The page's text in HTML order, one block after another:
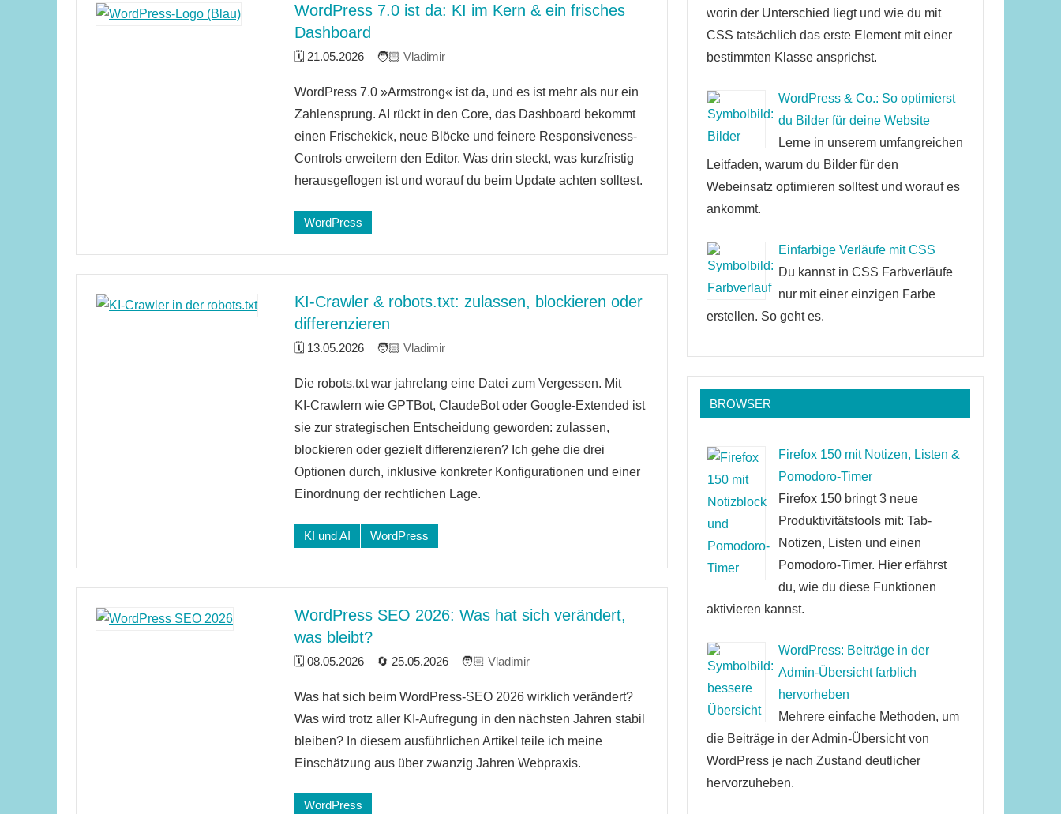
WordPress 7.0 ist da: KI im Kern & ein frisches
Dashboard
21.05.2026 Vladimir
2
Kommentare
WordPress 7.0 »Armstrong« ist da, und es ist mehr als nur ein
Zahlensprung. AI rückt in den Core, das Dashboard bekommt
einen Frischekick, neue Blöcke und feinere Responsiveness-
Controls erweitern den Editor. Was drin steckt, was kurzfristig
herausgeflogen ist und worauf du beim Update achten solltest.
WordPress
KI-Crawler & robots.txt: zulassen, blockieren oder
differenzieren
13.05.2026 Vladimir
2
Kommentare
Die robots.txt war jahrelang eine Datei zum Vergessen. Mit
KI‑Crawlern wie GPTBot, ClaudeBot oder Google‑Extended ist
sie zur strategischen Entscheidung geworden: zulassen,
blockieren oder gezielt differenzieren? Ich gehe die drei
Optionen durch, inklusive konkreter Konfigurationen und einer
Einordnung der rechtlichen Lage.
KI und AI WordPress
WordPress SEO 2026: Was hat sich verändert,
was bleibt?
08.05.2026 25.05.2026 Vladimir
4
Kommentare
Was hat sich beim WordPress-SEO 2026 wirklich verändert?
Was wird trotz aller KI-Aufregung in den nächsten Jahren stabil
bleiben? In diesem ausführlichen Artikel teile ich meine
Einschätzung aus über zwanzig Jahren Webpraxis.
WordPress
worin der Unterschied liegt und wie du mit
CSS tatsächlich das erste Element mit einer
bestimmten Klasse ansprichst.
WordPress & Co.: So optimierst
du Bilder für deine Website
Lerne in unserem umfangreichen
Leitfaden, warum du Bilder für den
Webeinsatz optimieren solltest und worauf es
ankommt.
Einfarbige Verläufe mit CSS
Du kannst in CSS Farbverläufe
nur mit einer einzigen Farbe
erstellen. So geht es.
BROWSER
Firefox 150 mit Notizen, Listen &
Pomodoro-Timer
Firefox 150 bringt 3 neue
Produktivitätstools mit: Tab-
Notizen, Listen und einen
Pomodoro-Timer. Hier erfährst
du, wie du diese Funktionen
aktivieren kannst.
WordPress: Beiträge in der
Admin-Übersicht farblich
hervorheben
Mehrere einfache Methoden, um
die Beiträge in der Admin-Übersicht von
WordPress je nach Zustand deutlicher
hervorzuheben.